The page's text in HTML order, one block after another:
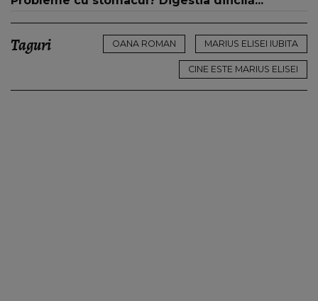
Taguri OANA ROMAN MARIUS ELISEI IUBITA
CINE ESTE MARIUS ELISEI